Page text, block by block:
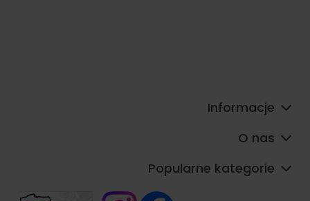
Informacje
O nas
Popularne kategorie